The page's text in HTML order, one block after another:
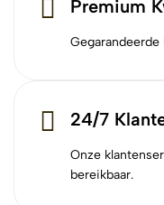
Premium
24/7
Onze
bereikbaar.